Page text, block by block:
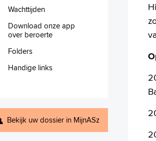
Wachttijden
Download onze app
over beroerte
Folders
Handige links
Bekijk uw dossier in MijnASz